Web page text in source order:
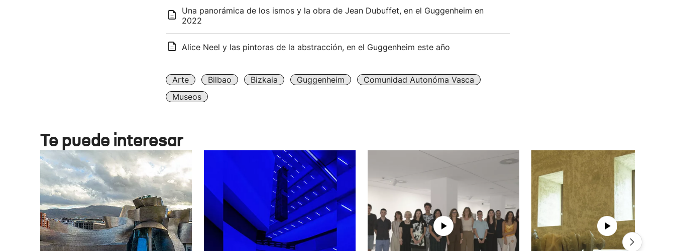
Una panorámica de los ismos y la obra de Jean Dubuffet, en el Guggenheim en
2022
Alice Neel y las pintoras de la abstracción, en el Guggenheim este año
Arte Bilbao Bizkaia Guggenheim
Comunidad Autonóma Vasca
Museos
Te puede interesar